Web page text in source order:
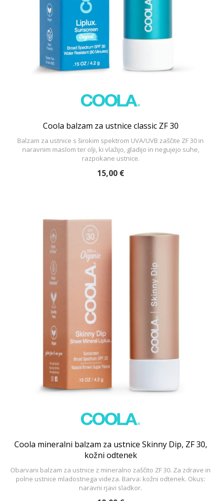
Coola balzam za ustnice classic ZF 30
Balzam za ustnice s širokim spektrom UVA/UVB zaščite ZF 30 in
naravnim maslom ter olji, ki vlažijo, gladijo in negujejo suhe,
razpokane ustnice.
15,00 €
Coola mineralni balzam za ustnice Skinny Dip, ZF 30,
kožni odtenek
Obarvani balzam za ustnice z mineralno zaščito ZF 30. Za zdrave in
polne ustnice mladostnega videza. Barva: kožni odtenek. Okus:
naravni rjavi sladkor.